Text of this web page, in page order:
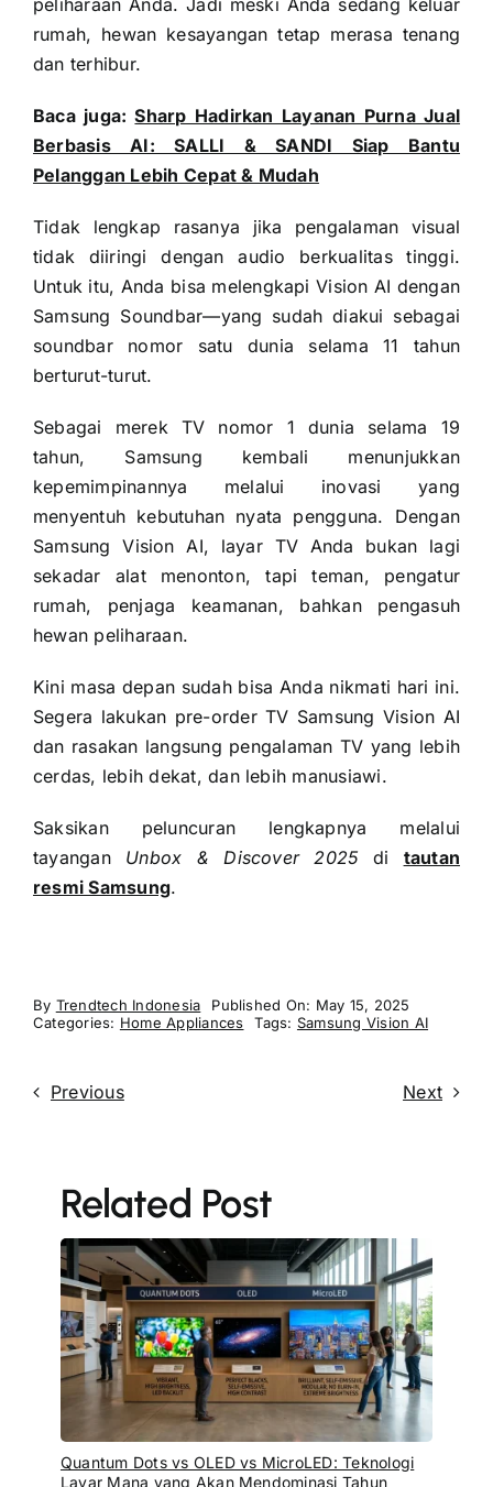
peliharaan Anda. Jadi meski Anda sedang keluar
rumah, hewan kesayangan tetap merasa tenang
dan terhibur.
Baca juga:Sharp Hadirkan Layanan Purna Jual
Berbasis AI: SALLI & SANDI Siap Bantu
Pelanggan Lebih Cepat & Mudah
Tidak lengkap rasanya jika pengalaman visual
tidak diiringi dengan audio berkualitas tinggi.
Untuk itu, Anda bisa melengkapi Vision AI dengan
Samsung Soundbar—yang sudah diakui sebagai
soundbar nomor satu dunia selama 11 tahun
berturut-turut.
Sebagai merek TV nomor 1 dunia selama 19
tahun, Samsung kembali menunjukkan
kepemimpinannya melalui inovasi yang
menyentuh kebutuhan nyata pengguna. Dengan
Samsung Vision AI, layar TV Anda bukan lagi
sekadar alat menonton, tapi teman, pengatur
rumah, penjaga keamanan, bahkan pengasuh
hewan peliharaan.
Kini masa depan sudah bisa Anda nikmati hari ini.
Segera lakukan pre-order TV Samsung Vision AI
dan rasakan langsung pengalaman TV yang lebih
cerdas, lebih dekat, dan lebih manusiawi.
Saksikan peluncuran lengkapnya melalui
tayangan Unbox & Discover 2025 di tautan
resmi Samsung.
By Trendtech Indonesia
Published On: May 15, 2025
Categories: Home Appliances Tags: Samsung Vision AI
Previous Next
Related Post
Quantum Dots vs OLED vs MicroLED: Teknologi
Layar Mana yang Akan Mendominasi Tahun